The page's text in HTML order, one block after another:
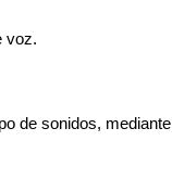
voz.
de sonidos,